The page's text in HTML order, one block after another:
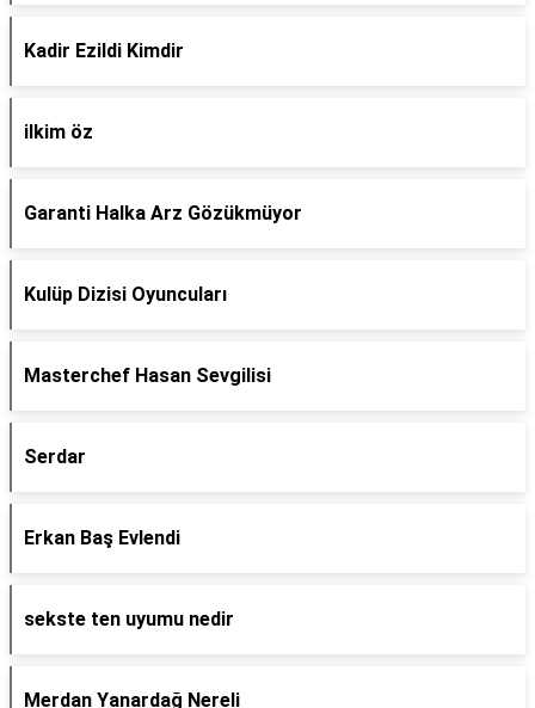
Kadir Ezildi Kimdir
ilkim öz
Garanti Halka Arz Gözükmüyor
Kulüp Dizisi Oyuncuları
Masterchef Hasan Sevgilisi
Serdar
Erkan Baş Evlendi
sekste ten uyumu nedir
Merdan Yanardağ Nereli